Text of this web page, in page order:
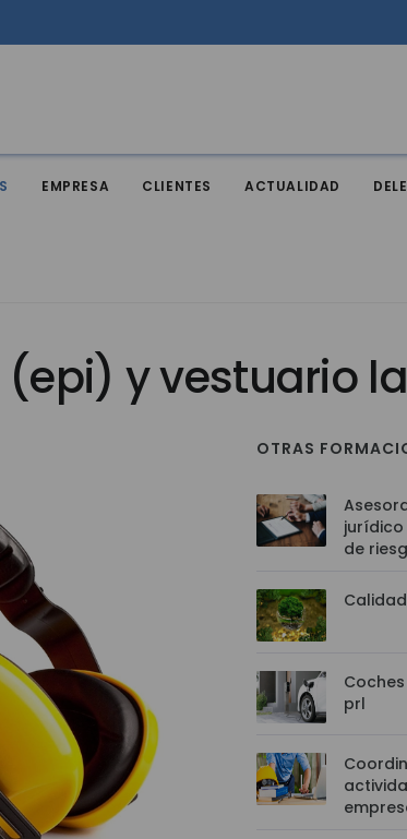
EMPRESA CLIENTES ACTUALIDAD
(epi) y vestuario
OTRAS
jurídico
de
prl